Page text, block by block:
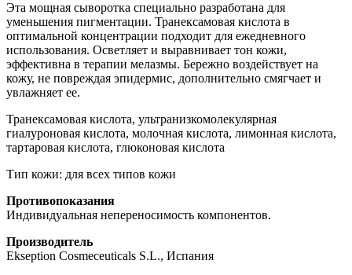
Эта мощная сыворотка специально разработана для
уменьшения пигментации. Транексамовая кислота в
оптимальной концентрации подходит для ежедневного
использования. Осветляет и выравнивает тон кожи,
эффективна в терапии мелазмы. Бережно воздействует на
кожу, не повреждая эпидермис, дополнительно смягчает и
увлажняет ее.
Транексамовая кислота, ультранизкомолекулярная
гиалуроновая кислота, молочная кислота, лимонная кислота,
тартаровая кислота, глюконовая кислота
Тип кожи: для всех типов кожи
Противопоказания
Индивидуальная непереносимость компонентов.
Производитель
Ekseption Cosmeceuticals S.L., Испания